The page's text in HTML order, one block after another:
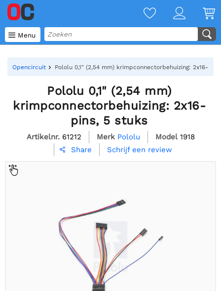
 Menu
Opencircuit Pololu 0,1" (2,54 mm) krimpconnectorbehuizing: 2x16-
Pololu 0,1" (2,54 mm)
krimpconnectorbehuizing: 2x16-
pins, 5 stuks
Artikelnr. 61212 Merk Pololu Model 1918
 Share Schrijf een review